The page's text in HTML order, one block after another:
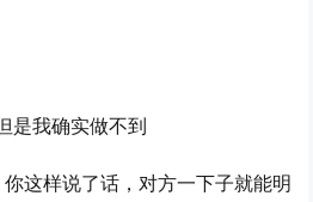
是我确实做不到
这样说了话，对方一下子就能明